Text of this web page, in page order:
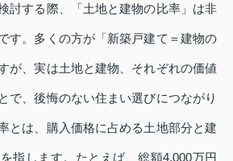
討する際、「土地と建物の比率」は非
す。多くの方が「新築戸建て＝建物の
が、実は土地と建物、それぞれの価値
で、後悔のない住まい選びにつながり
とは、購入価格に占める土地部分と建
指します。たとえば、総額4,000万円